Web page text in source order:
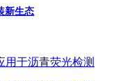
新生态
用于沥青荧光检测